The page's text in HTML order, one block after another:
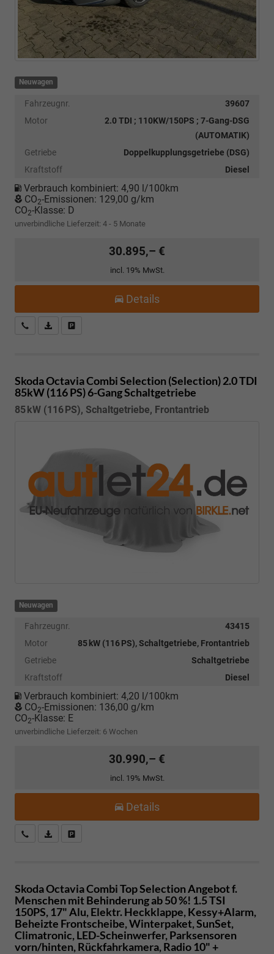
Neuwagen
Fahrzeugnr.
39607
Motor
2.0 TDI ; 110KW/150PS ; 7-Gang-DSG
(AUTOMATIK)
Getriebe
Doppelkupplungsgetriebe (DSG)
Kraftstoff
Diesel
Verbrauch kombiniert: 4,90 l/100km
CO2-Emissionen: 129,00 g/km
CO2-Klasse: D
unverbindliche Lieferzeit: 4 - 5 Monate
30.895,– €
incl. 19% MwSt.
Details
Kostenloser Rückruf-Service
PDF-Datei, Fahrzeugexposé drucken
Skoda Octavia CombiSelection (Selection) 2.0 TDI
85kW (116 PS) 6-Gang Schaltgetriebe
85 kW (116 PS), Schaltgetriebe, Frontantrieb
Neuwagen
Fahrzeugnr.
43415
Motor
85 kW (116 PS), Schaltgetriebe, Frontantrieb
Getriebe
Schaltgetriebe
Kraftstoff
Diesel
Verbrauch kombiniert: 4,20 l/100km
CO2-Emissionen: 136,00 g/km
CO2-Klasse: E
unverbindliche Lieferzeit: 6 Wochen
30.990,– €
incl. 19% MwSt.
Details
Kostenloser Rückruf-Service
PDF-Datei, Fahrzeugexposé drucken
Skoda Octavia CombiTop Selection Angebot f.
Menschen mit Behinderung ab 50 %! 1.5 TSI
150PS, 17" Alu, Elektr. Heckklappe, Kessy+Alarm,
Beheizte Frontscheibe, Winterpaket, SunSet,
Climatronic, LED-Scheinwerfer, Parksensoren
vorn/hinten, Rückfahrkamera, Radio 10" +